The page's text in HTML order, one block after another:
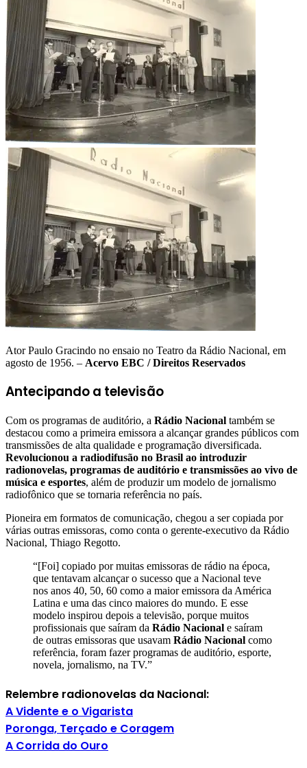
Ator Paulo Gracindo no ensaio no Teatro da Rádio Nacional, em
agosto de 1956. – Acervo EBC / Direitos Reservados
Antecipando a televisão
Com os programas de auditório, a Rádio Nacional também se
destacou como a primeira emissora a alcançar grandes públicos com
transmissões de alta qualidade e programação diversificada.
Revolucionou a radiodifusão no Brasil ao introduzir
radionovelas, programas de auditório e transmissões ao vivo de
música e esportes, além de produzir um modelo de jornalismo
radiofônico que se tornaria referência no país.
Pioneira em formatos de comunicação, chegou a ser copiada por
várias outras emissoras, como conta o gerente-executivo da Rádio
Nacional, Thiago Regotto.
“[Foi] copiado por muitas emissoras de rádio na época,
que tentavam alcançar o sucesso que a Nacional teve
nos anos 40, 50, 60 como a maior emissora da América
Latina e uma das cinco maiores do mundo. E esse
modelo inspirou depois a televisão, porque muitos
profissionais que saíram da Rádio Nacional e saíram
de outras emissoras que usavam Rádio Nacional como
referência, foram fazer programas de auditório, esporte,
novela, jornalismo, na TV.”
Relembre radionovelas da Nacional:
A Vidente e o Vigarista
Poronga, Terçado e Coragem
A Corrida do Ouro